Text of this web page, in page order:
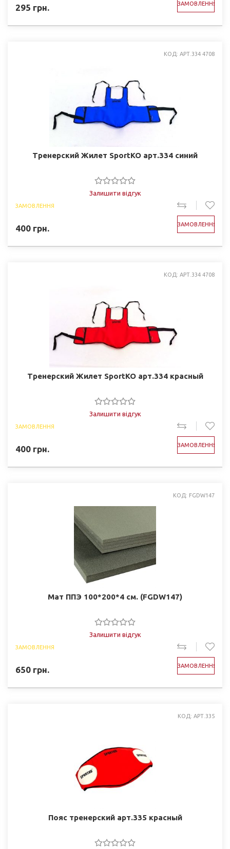
295 грн. ЗАМОВЛЕННЯ
КОД: АРТ.334 4708
Тренерский Жилет SportKO арт.334 синий
Залишити відгук
ЗАМОВЛЕННЯ
400 грн. ЗАМОВЛЕННЯ
КОД: АРТ.334 4708
Тренерский Жилет SportKO арт.334 красный
Залишити відгук
ЗАМОВЛЕННЯ
400 грн. ЗАМОВЛЕННЯ
КОД: FGDW147
Мат ППЭ 100*200*4 см. (FGDW147)
Залишити відгук
ЗАМОВЛЕННЯ
650 грн. ЗАМОВЛЕННЯ
КОД: АРТ.335
Пояс тренерский арт.335 красный